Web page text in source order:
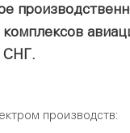
СНГ.
производств: